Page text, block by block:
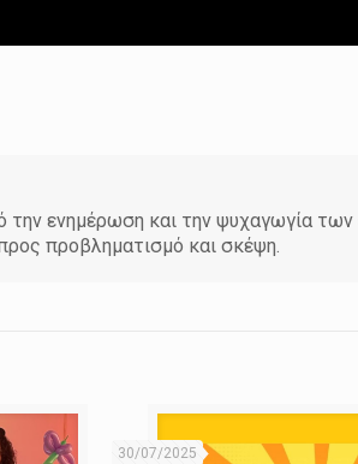
ενημέρωση και την ψυχαγωγία
προβληματισμό και σκέψη.
30/07/2025